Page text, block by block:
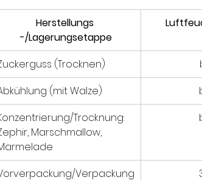
Herstellungs
-/Lagerungsetappe
(Trocknen)
(mit Walze)
Trocknung:
Marschmallow,
Verpackung